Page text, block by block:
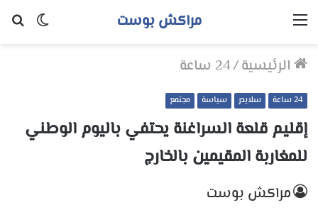
الوضع
مراكش بوست القائمة
الرئيسية/24 ساعة
24 ساعة سلايدر سياسة مجتمع
إقليم قلعة السراغنة يحتفي باليوم الوطني
للمغاربة المقيمين بالخارج
مراكش بوست